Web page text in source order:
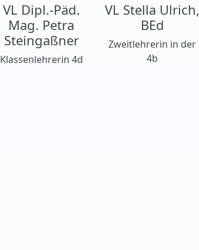
VL Dipl.-Päd.
Mag. Petra
Steingaßner
Klassenlehrerin 4d
VL Stella Ulrich,
BEd
Zweitlehrerin in der
4b